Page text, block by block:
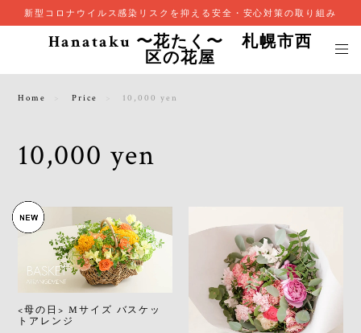
新型コロナウイルス感染リスクを抑える安全・安心対策の取り組み
Hanataku 〜花たく〜 札幌市西
区の花屋
Home Price 10,000 yen
10,000 yen
<母の日> Mサイズ バスケッ
トアレンジ